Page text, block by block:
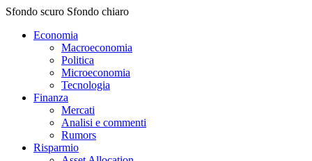
Sfondo scuro Sfondo chiaro
Economia
Macroeconomia
Politica
Microeconomia
Tecnologia
Finanza
Mercati
Analisi e commenti
Rumors
Risparmio